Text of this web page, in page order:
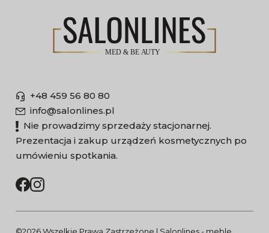
+48 459 56 80 80
info@salonlines.pl
Nie prowadzimy sprzedaży stacjonarnej.
Prezentacja i zakup urządzeń kosmetycznych po
umówieniu spotkania.